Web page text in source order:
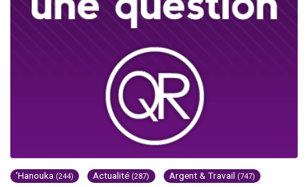
'Hanouka (244) Actualité (287) Argent & Travail (747)